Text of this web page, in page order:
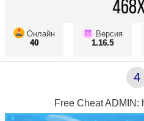
Онлайн
40
Версия
1.16.5
4
Free Cheat ADMIN: